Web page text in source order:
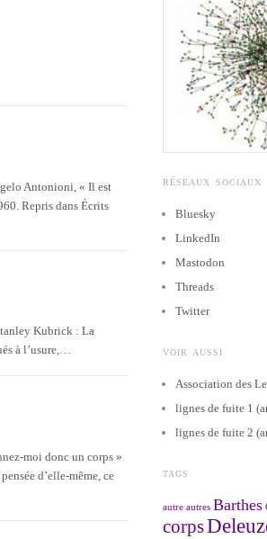
Antonioni, « Il est
Repris dans Écrits
Kubrick : La
à l’usure,…
moi donc un corps »
d’elle-même, ce
RÉSEAUX SOCIAUX
Bluesky
LinkedIn
Mastodon
Threads
Twitter
VOIR AUSSI
Association des
lignes de fuite 1
lignes de fuite 2
TAGS
autre autres Barthes
corps